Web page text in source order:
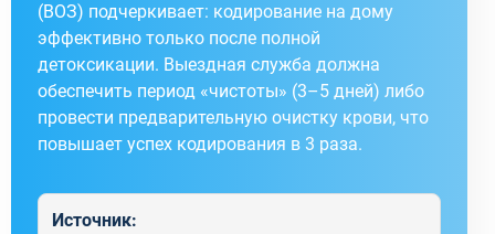
(ВОЗ) подчеркивает: кодирование на дому
эффективно только после полной
детоксикации. Выездная служба должна
обеспечить период «чистоты» (3–5 дней) либо
провести предварительную очистку крови, что
повышает успех кодирования в 3 раза.
Источник: